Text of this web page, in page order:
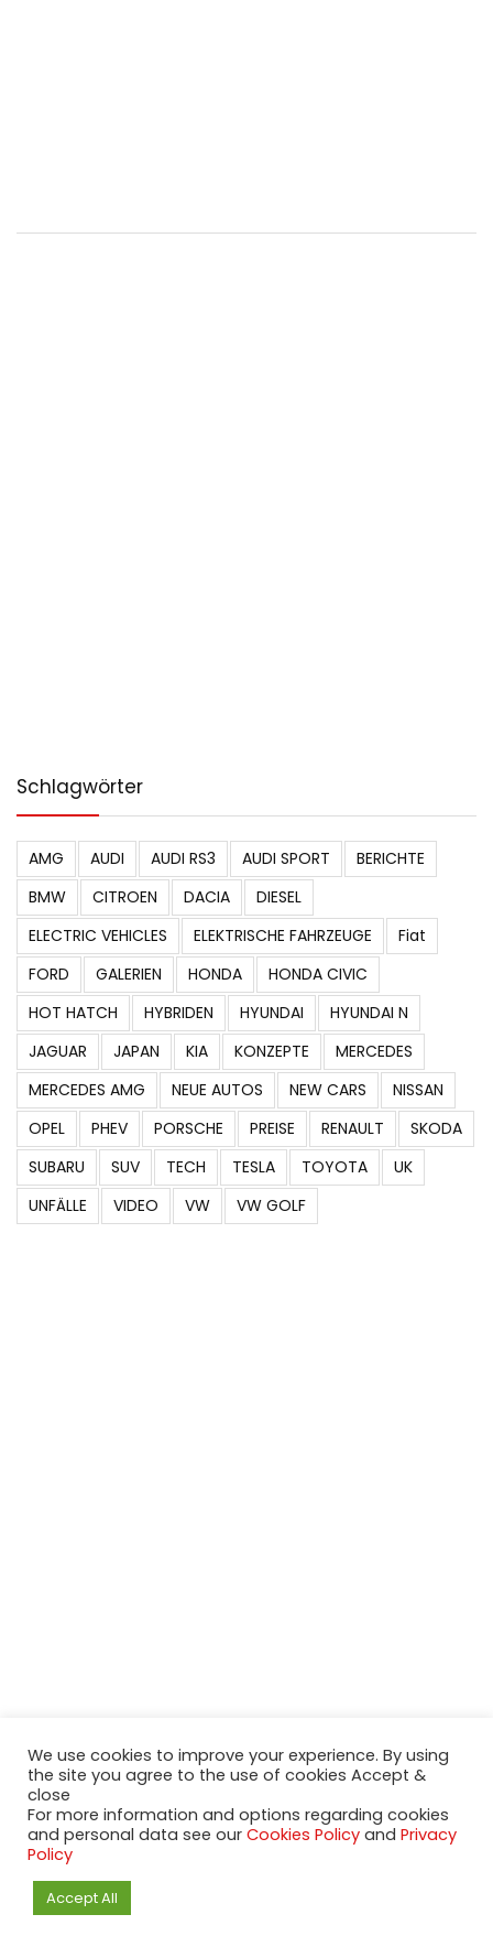
Schlagwörter
AMG AUDI AUDI RS3 AUDI SPORT
BERICHTE
BMW
CITROEN DACIA
DIESEL
ELECTRIC VEHICLES
ELEKTRISCHE FAHRZEUGE
Fiat
FORD
GALERIEN HONDA
HONDA CIVIC
HOT HATCH
HYBRIDEN HYUNDAI
HYUNDAI N
JAGUAR
JAPAN KIA KONZEPTE
MERCEDES
MERCEDES AMG
NEUE AUTOS NEW CARS
NISSAN
OPEL
PHEV PORSCHE PREISE RENAULT
SKODA
SUBARU
SUV TECH TESLA TOYOTA
UK
UNFÄLLE
VIDEO VW VW GOLF
2020-2023 NeueModelleAutos.de. KaripNetwork - All rights
We use cookies to improve your experience. By using
the site you agree to the use of cookies Accept &
close
For more information and options regarding cookies
and personal data see our Cookies Policy and Privacy
Policy
Accept All